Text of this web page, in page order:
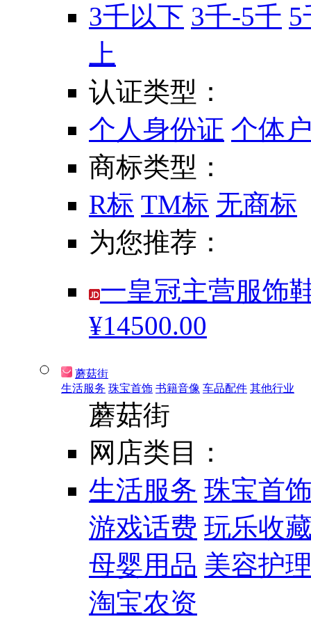
3千以下 3千-5千 5
上
认证类型：
个人身份证 个体
商标类型：
R标 TM标 无商标
为您推荐：
一皇冠主营服饰
¥14500.00
蘑菇街
生活服务 珠宝首饰 书籍音像 车品配件 其他行业
蘑菇街
网店类目：
生活服务 珠宝首
游戏话费 玩乐收
母婴用品 美容护
淘宝农资